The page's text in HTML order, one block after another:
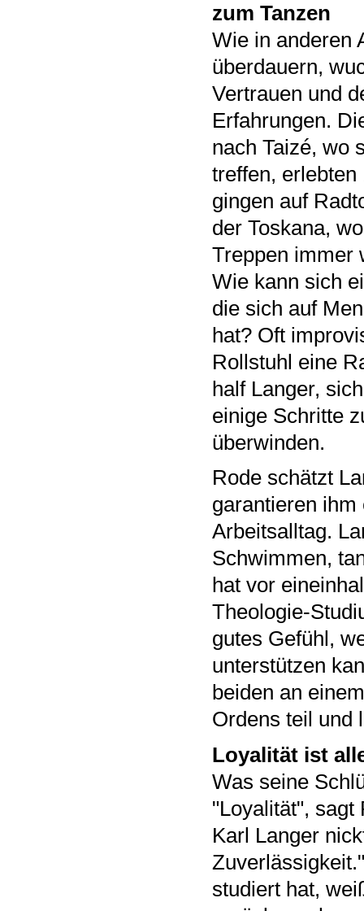
zum Tanzen
Wie in anderen
überdauern,
Vertrauen und
Erfahrungen.
nach Taizé, wo
treffen,
gingen auf
der Toskana,
Treppen immer
Wie kann sich
die sich auf
hat? Oft
Rollstuhl eine
half Langer,
einige Schritte
überwinden.
Rode schätzt
garantieren
Arbeitsalltag.
Schwimmen,
hat vor
Theologie-
gutes Gefühl,
unterstützen
beiden an
Ordens teil und
Loyalität ist
Was seine
"Loyalität", sagt
Karl Langer
studiert hat,